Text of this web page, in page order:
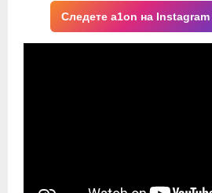
Следете a1on на Instagram